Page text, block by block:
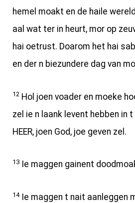
hemel moakt en de haile
aal wat ter in heurt, mor op
hai oetrust. Doarom het hai
en der n biezundere dag van
12 Hol joen voader en moeke
zel ie n laank levent hebben in
HEER, joen God, joe geven zel.
13 Ie maggen gainent
14Ie maggen t nait aanleggen